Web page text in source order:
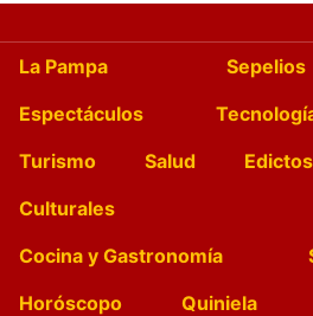
La Pampa Sepelios
Espectáculos
Turismo
Salud Edictos
Culturales
Cocina y Gastronomía
Horóscopo
Quiniela